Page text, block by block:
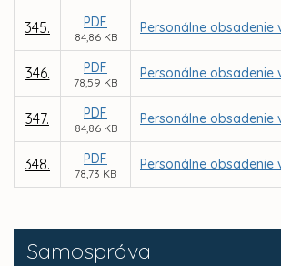
Samospráva
345. PDF
84,86 KB
Personálne
346. PDF
78,59 KB
Personálne obsadenie
347. PDF
84,86 KB
Personálne obsadenie
348. PDF
78,73 KB
Personálne